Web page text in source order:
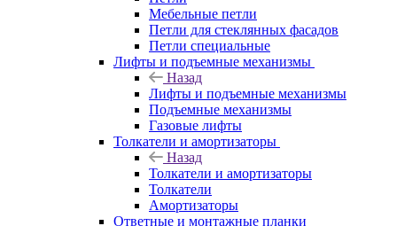
Мебельные петли
Петли для стеклянных фасадов
Петли специальные
Лифты и подъемные механизмы
Назад
Лифты и подъемные механизмы
Подъемные механизмы
Газовые лифты
Толкатели и амортизаторы
Назад
Толкатели и амортизаторы
Толкатели
Амортизаторы
Ответные и монтажные планки